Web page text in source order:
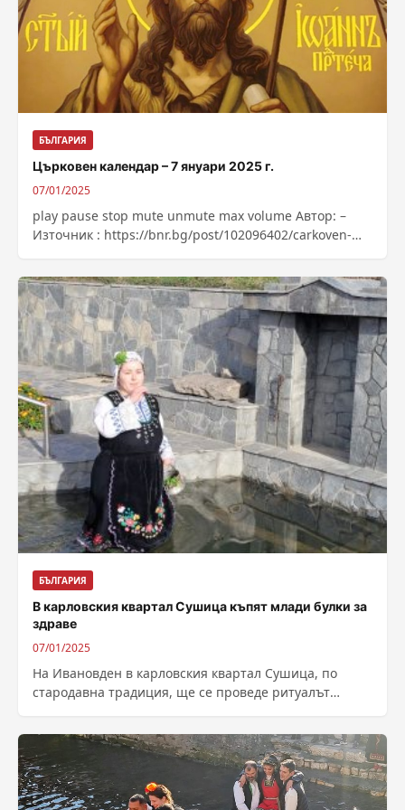
БЪЛГАРИЯ
Църковен календар – 7 януари 2025 г.
07/01/2025
play pause stop mute unmute max volume Автор: –
Източник : https://bnr.bg/post/102096402/carkoven-
БЪЛГАРИЯ
В карловския квартал Сушица къпят млади булки за
здраве
07/01/2025
На Ивановден в карловския квартал Сушица, по
стародавна традиция, ще се проведе ритуалът
часа,...